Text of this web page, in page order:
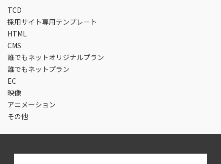
TCD
採用サイト専用テンプレート
HTML
CMS
誰でもネットオリジナルプラン
誰でもネットプラン
EC
映像
アニメーション
その他